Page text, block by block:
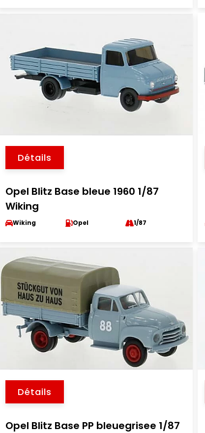
Détails
Opel Blitz Base bleue 1960 1/87
Wiking
Wiking Opel 1/87
Détails
Opel Blitz Base PP bleuegrisee 1/87